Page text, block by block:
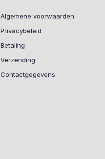
Algemene voorwaarden
Privacybeleid
Betaling
Verzending
Contactgegevens